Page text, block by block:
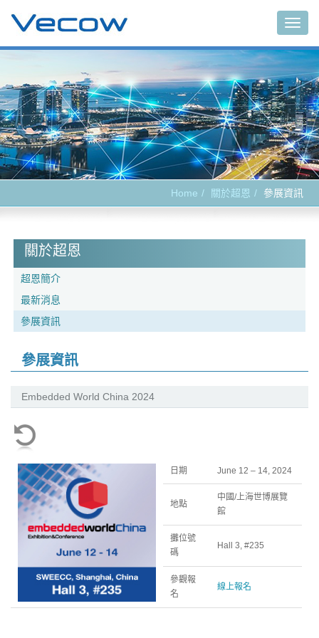
Home 關於超恩 參展資訊
關於超恩
超恩簡介
最新消息
參展資訊
參展資訊
Embedded World China 2024
日期 June 12 – 14, 2024
地點
中國/上海世博展覽
館
攤位號
碼
Hall 3, #235
參觀報
名
線上報名